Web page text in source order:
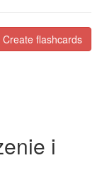
Create flashcards
i